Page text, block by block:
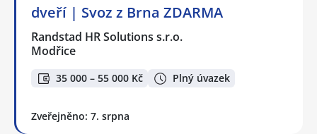
dveří | Svoz z Brna ZDARMA
Randstad HR Solutions s.r.o.
Modřice
35 000 – 55 000 Kč Plný úvazek
Zveřejněno: 7. srpna